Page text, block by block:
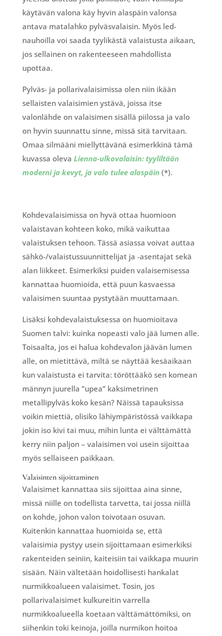
käytävän valona käy hyvin alaspäin valonsa
antava matalahko pylväsvalaisin. Myös led-
nauhoilla voi saada tyylikästä valaistusta aikaan,
jos sellainen on rakenteeseen mahdollista
upottaa.
Pylväs- ja pollarivalaisimissa olen niin ikään
sellaisten valaisimien ystävä, joissa itse
valonlähde on valaisimen sisällä piilossa ja valo
on hyvin suunnattu sinne, missä sitä tarvitaan.
Omaa silmääni miellyttävänä esimerkkinä tämä
kuvassa oleva Lienna-ulkovalaisin: tyyliltään
moderni ja kevyt, ja valo tulee alaspäin(*).
Kohdevalaisimissa on hyvä ottaa huomioon
valaistavan kohteen koko, mikä vaikuttaa
valaistuksen tehoon. Tässä asiassa voivat auttaa
sähkö-/valaistussuunnittelijat ja -asentajat sekä
alan liikkeet. Esimerkiksi puiden valaisemisessa
kannattaa huomioida, että puun kasvaessa
valaisimen suuntaa pystytään muuttamaan.
Lisäksi kohdevalaistuksessa on huomioitava
Suomen talvi: kuinka nopeasti valo jää lumen alle.
Toisaalta, jos ei halua kohdevalon jäävän lumen
alle, on mietittävä, miltä se näyttää kesäaikaan
kun valaistusta ei tarvita: töröttääkö sen komean
männyn juurella ”upea” kaksimetrinen
metallipylväs koko kesän? Näissä tapauksissa
voikin miettiä, olisiko lähiympäristössä vaikkapa
jokin iso kivi tai muu, mihin lunta ei välttämättä
kerry niin paljon – valaisimen voi usein sijoittaa
myös sellaiseen paikkaan.
Valaisinten sijoittaminen
Valaisimet kannattaa siis sijoittaa aina sinne,
missä niille on todellista tarvetta, tai jossa niillä
on kohde, johon valon toivotaan osuvan.
Kuitenkin kannattaa huomioida se, että
valaisimia pystyy usein sijoittamaan esimerkiksi
rakenteiden seiniin, kaiteisiin tai vaikkapa muurin
sisään. Näin vältetään hoidollisesti hankalat
nurmikkoalueen valaisimet. Tosin, jos
pollarivalaisimet kulkureitin varrella
nurmikkoalueella koetaan välttämättömiksi, on
siihenkin toki keinoja, joilla nurmikon hoitoa